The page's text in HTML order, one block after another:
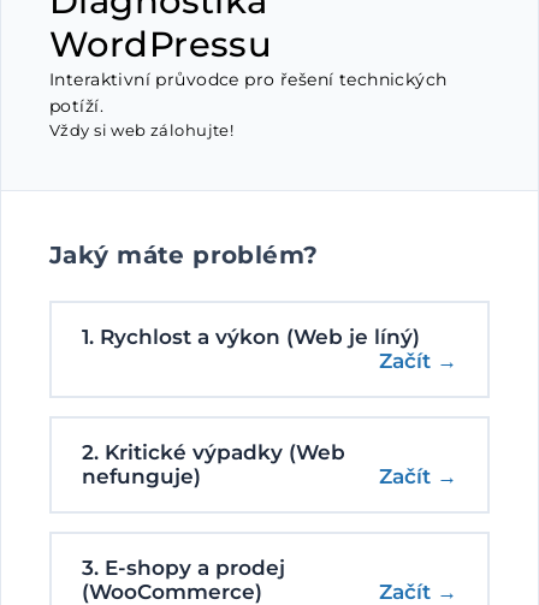
WordPressu
Interaktivní průvodce pro řešení technických
potíží.
Vždy si web zálohujte!
Jaký máte problém?
1. Rychlost a výkon (Web je líný)
Začít →
2. Kritické výpadky (Web
nefunguje)
Začít →
3. E-shopy a prodej
(WooCommerce)
Začít →